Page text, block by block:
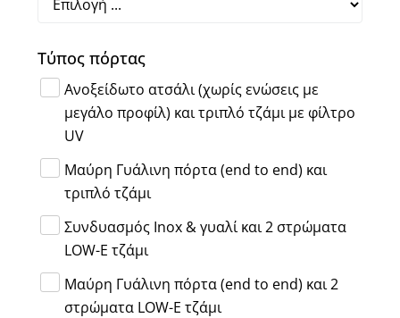
Τύπος πόρτας
Ανοξείδωτο ατσάλι (χωρίς ενώσεις με
μεγάλο προφίλ) και τριπλό τζάμι με φίλτρο
UV
Μαύρη Γυάλινη πόρτα (end to end) και
τριπλό τζάμι
Συνδυασμός Inox & γυαλί και 2 στρώματα
LOW-E τζάμι
Μαύρη Γυάλινη πόρτα (end to end) και 2
στρώματα LOW-E τζάμι